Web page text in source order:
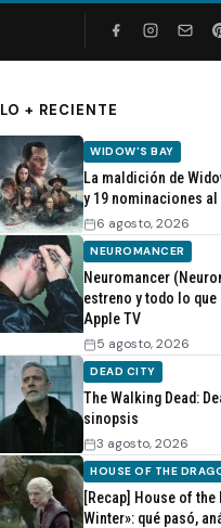
LO + RECIENTE
WIDOW'S BAY
La maldición de
y 19 nominaciones al
6 agosto, 2026
NEUROMANCER
Neuromancer
estreno y todo lo
Apple TV
5 agosto, 2026
DEAD CITY
The Walking Dead:
sinopsis
3 agosto, 2026
HOUSE OF THE
[Recap] House of the
Winter»: qué pasó,